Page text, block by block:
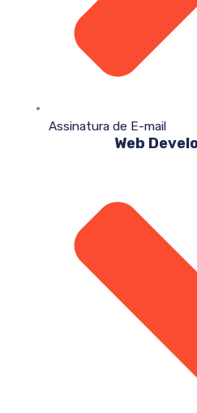
Assinatura de E-mail
Web